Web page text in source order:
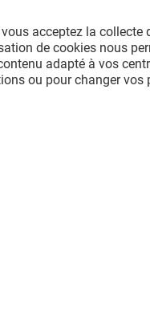
acceptez la collecte
de cookies nous
adapté à vos
ou pour changer vos